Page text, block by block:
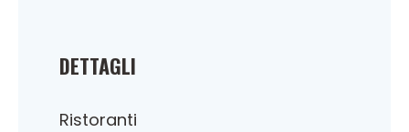
DETTAGLI
Ristoranti